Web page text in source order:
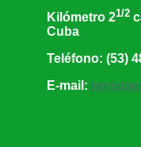
Kilómetro 21/2
Cuba
Teléfono: (53)
E-mail: